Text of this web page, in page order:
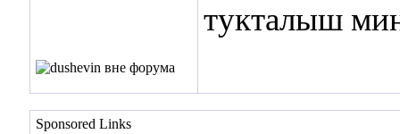
тукталыш
Sponsored Links